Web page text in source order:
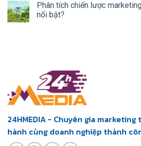
Phân tích chiến lược
nổi bật?
24HMEDIA - Chuyên gia marketing
hành cùng doanh nghiệp thành